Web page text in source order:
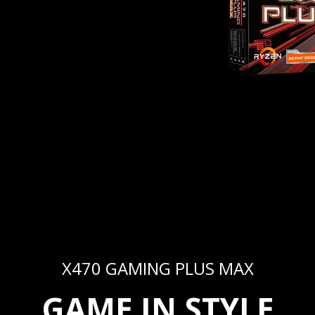
X470 GAMING PLUS MAX